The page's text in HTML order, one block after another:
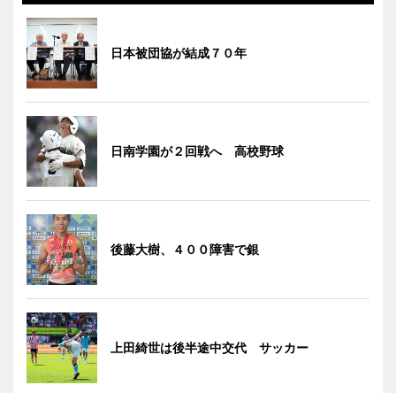
日本被団協が結成７０年
日南学園が２回戦へ 高校野球
後藤大樹、４００障害で銀
上田綺世は後半途中交代 サッカー